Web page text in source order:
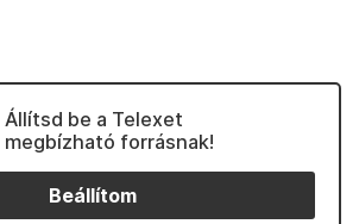
Állítsd be a Telexet
megbízható forrásnak!
Beállítom